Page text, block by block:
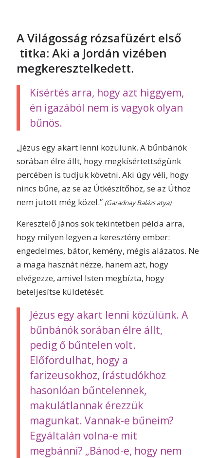
A Világosság rózsafüzért első
titka: Aki a Jordán vizében
megkeresztelkedett.
Kísértés arra, hogy azt higgyem,
én igazából nem is vagyok olyan
bűnös.
„Jézus egy akart lenni közülünk. A bűnbánók
sorában élre állt, hogy megkísértettségünk
percében is tudjuk követni. Aki úgy véli, hogy
nincs bűne, az se az Útkészítőhöz, se az Úthoz
nem jutott még közel.” (Garadnay Balázs atya)
Keresztelő János sok tekintetben példa arra,
hogy milyen legyen a keresztény ember:
engedelmes, bátor, kemény, mégis alázatos. Ne
a maga hasznát nézze, hanem azt, hogy
elvégezze, amivel Isten megbízta, hogy
beteljesítse küldetését.
Jézus egy akart lenni közülünk. A
bűnbánók sorában élre állt,
pedig ő bűntelen volt.
Előfordulhat, hogy a
farizeusokhoz, írástudókhoz
hasonlóan bűntelennek,
makulátlannak érezzük
magunkat. Vannak-e bűneim?
Egyáltalán volna-e mit
megbánni? „Bánod-e, hogy nem